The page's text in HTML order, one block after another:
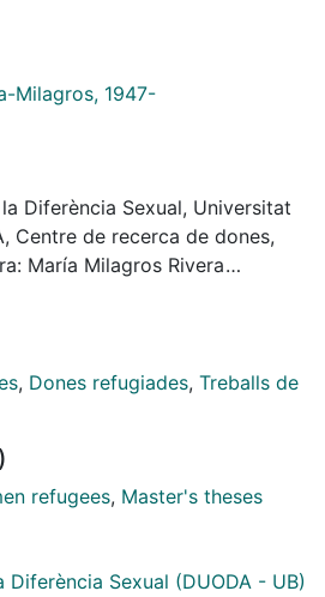
Milagros, 1947-
Sexual, Universitat
Centre de recerca de dones,
María Milagros Rivera
, Dones refugiades, Treballs de
refugees, Master's theses
Sexual (DUODA - UB)